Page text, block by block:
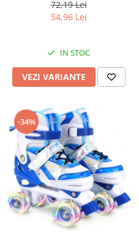
72,19 Lei
54,96 Lei
IN STOC
VEZI VARIANTE
-34%